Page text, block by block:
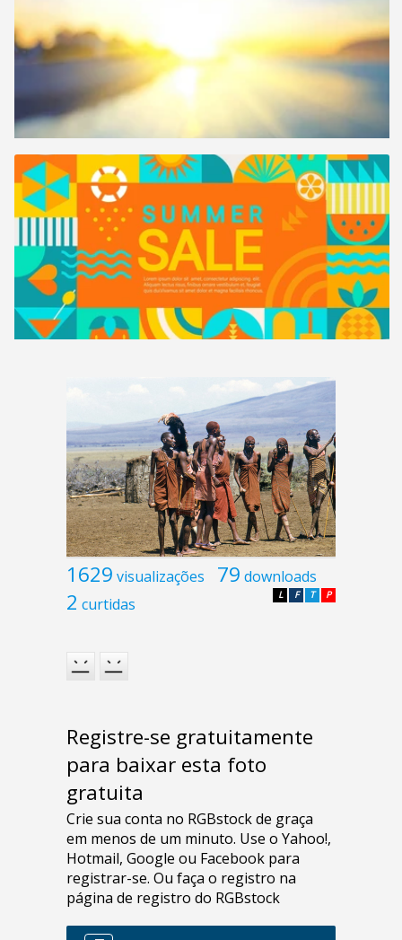
1629 visualizações 79 downloads
2 curtidas P
T
F
L
Registre-se gratuitamente
para baixar esta foto
gratuita